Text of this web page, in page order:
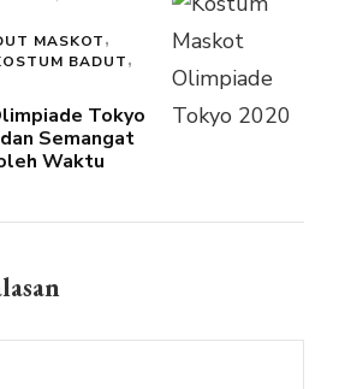
MASKOT
BADUT
Tokyo
Semangat
Waktu